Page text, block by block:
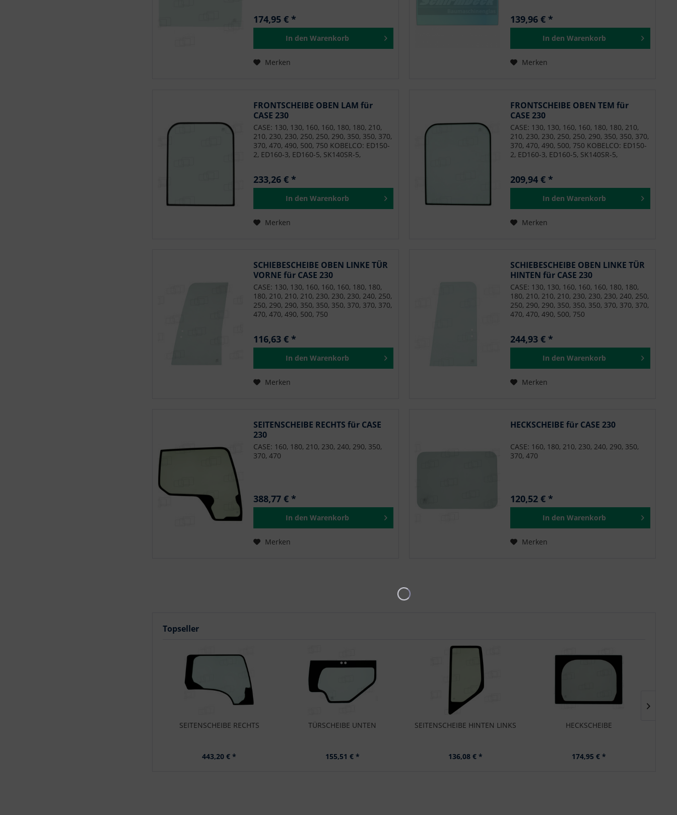
Topseller
SEITENSCHEIBE RECHTS
443,20 € *
TÜRSCHEIBE UNTEN
155,51 € *
SEITENSCHEIBE HINTEN LINKS
136,08 € *
HECKSCHEIBE
174,95 € *
10, SK210D-9, SK210H-10, SK210HLC-10,
SK210LC-10, SK210LC-9, SK210NLC-9,
SK230SR-3, SK230SRLC-3, SK260LC-10,
SK260LC-9, SK260SNRLC-3, SK260SRLC-3,
SK295-9, SK300LC-10, SK350LC-10,
SK350LC-9, SK485LC-9, SK500LC-10,
E195B, E195C, E215B, E215C, E230C,
E235B, E245B, E245C, E245C, E260C,
E265B, E265C, E265C, E305B, E305C,
E305C, E385B, E385C, E485C, E485C, E70B,
E75C, E80B, E85C, MSR, NRC, NRC, NRC,
NRC
174,95 € *
In den Warenkorb
Merken
10, SK210D-9, SK210H-10, SK210HLC-10,
SK210LC-10, SK210LC-9, SK210NLC-9,
SK230SR-3, SK230SRLC-3, SK260LC-10,
SK260LC-9, SK260SNRLC-3, SK260SRLC-3,
SK295-9, SK300LC-10, SK350LC-10,
SK350LC-9, SK485LC-9, SK500LC-10,
E195B, E195C, E215B, E215C, E230C,
E235B, E245B, E245C, E245C, E260C,
E265B, E265C, E265C, E305B, E305C,
E305C, E385B, E385C, E485C, E485C, E70B,
E75C, E80B, E85C, MSR, NRC, NRC, NRC,
NRC
139,96 € *
In den Warenkorb
Merken
FRONTSCHEIBE OBEN LAM für
CASE 230
CASE: 130, 130, 160, 160, 180, 180, 210,
210, 230, 230, 250, 250, 290, 350, 350, 370,
370, 470, 490, 500, 750 KOBELCO: ED150-
2, ED160-3, ED160-5, SK140SR-5,
10, SK210D-9, SK210H-10, SK210HLC-10,
SK210LC-10, SK210LC-9, SK210NLC-9,
SK230SR-3, SK230SRLC-3, SK260LC-10,
SK260LC-9, SK260SNRLC-3, SK260SRLC-3,
SK295-9, SK300LC-10, SK350LC-10,
SK350LC-9, SK485LC-9, SK500LC-10,
E195B, E195C, E215B, E215C, E230C,
E235B, E245B, E245C, E245C, E260C,
E265B, E265C, E265C, E305B, E305C,
E305C, E385B, E385C, E485C, E485C, E70B,
E75C, E80B, E85C, MSR, NRC, NRC, NRC,
NRC
233,26 € *
In den Warenkorb
Merken
FRONTSCHEIBE OBEN TEM für
CASE 230
CASE: 130, 130, 160, 160, 180, 180, 210,
210, 230, 230, 250, 250, 290, 350, 350, 370,
370, 470, 490, 500, 750 KOBELCO: ED150-
2, ED160-3, ED160-5, SK140SR-5,
10, SK210D-9, SK210H-10, SK210HLC-10,
SK210LC-10, SK210LC-9, SK210NLC-9,
SK230SR-3, SK230SRLC-3, SK260LC-10,
SK260LC-9, SK260SNRLC-3, SK260SRLC-3,
SK295-9, SK300LC-10, SK350LC-10,
SK350LC-9, SK485LC-9, SK500LC-10,
E195B, E195C, E215B, E215C, E230C,
E235B, E245B, E245C, E245C, E260C,
E265B, E265C, E265C, E305B, E305C,
E305C, E385B, E385C, E485C, E485C, E70B,
E75C, E80B, E85C, MSR, NRC, NRC, NRC,
NRC
209,94 € *
In den Warenkorb
Merken
SCHIEBESCHEIBE OBEN LINKE TÜR
VORNE für CASE 230
CASE: 130, 130, 160, 160, 160, 180, 180,
180, 210, 210, 210, 230, 230, 230, 240, 250,
250, 290, 290, 350, 350, 350, 370, 370, 370,
470, 470, 490, 500, 750
116,63 € *
In den Warenkorb
Merken
SCHIEBESCHEIBE OBEN LINKE TÜR
HINTEN für CASE 230
CASE: 130, 130, 160, 160, 160, 180, 180,
180, 210, 210, 210, 230, 230, 230, 240, 250,
250, 290, 290, 350, 350, 350, 370, 370, 370,
470, 470, 490, 500, 750
244,93 € *
In den Warenkorb
Merken
SEITENSCHEIBE RECHTS für CASE
230
CASE: 160, 180, 210, 230, 240, 290, 350,
370, 470
388,77 € *
In den Warenkorb
Merken
HECKSCHEIBE für CASE 230
CASE: 160, 180, 210, 230, 240, 290, 350,
370, 470
120,52 € *
In den Warenkorb
Merken